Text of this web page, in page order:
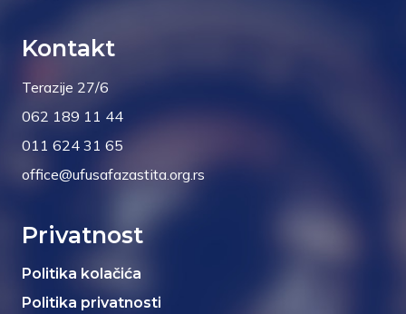
Kontakt
Terazije 27/6
062 189 11 44
011 624 31 65
office@ufusafazastita.org.rs
Privatnost
Politika kolačića
Politika privatnosti